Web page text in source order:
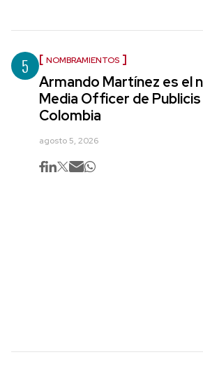
5 NOMBRAMIENTOS
Armando Martínez es el
Media Officer de Publicis
Colombia
agosto 5, 2026